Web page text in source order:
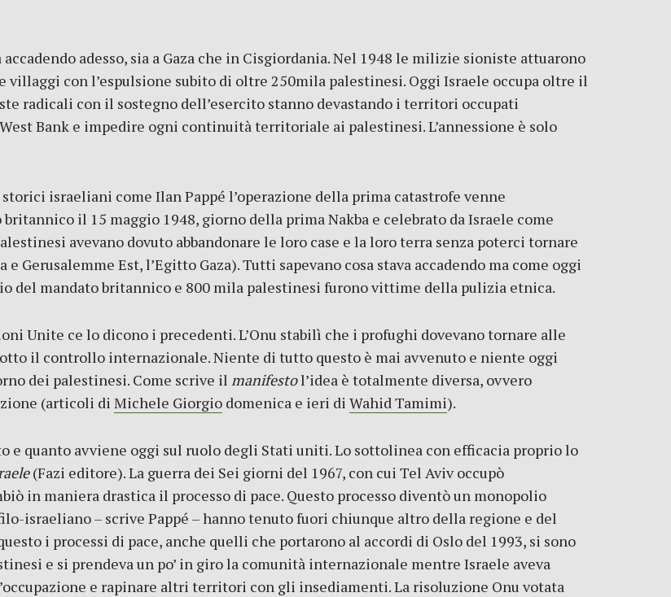
adesso, sia a Gaza che in Cisgiordania. Nel 1948 le milizie sioniste attuarono
con l’espulsione subito di oltre 250mila palestinesi. Oggi Israele occupa oltre il
radicali con il sostegno dell’esercito stanno devastando i territori occupati
Bank e impedire ogni continuità territoriale ai palestinesi. L’annessione è solo
israeliani come Ilan Pappé l’operazione della prima catastrofe venne
il 15 maggio 1948, giorno della prima Nakba e celebrato da Israele come
avevano dovuto abbandonare le loro case e la loro terra senza poterci tornare
Gerusalemme Est, l’Egitto Gaza). Tutti sapevano cosa stava accadendo ma come oggi
del mandato britannico e 800 mila palestinesi furono vittime della pulizia etnica.
Unite ce lo dicono i precedenti. L’Onu stabilì che i profughi dovevano tornare alle
il controllo internazionale. Niente di tutto questo è mai avvenuto e niente oggi
dei palestinesi. Come scrive il manifestol’idea è totalmente diversa, ovvero
(articoli di Michele Giorgio domenica e ieri di Wahid Tamimi).
e quanto avviene oggi sul ruolo degli Stati uniti. Lo sottolinea con efficacia proprio lo
(Fazi editore). La guerra dei Sei giorni del 1967, con cui Tel Aviv occupò
in maniera drastica il processo di pace. Questo processo diventò un monopolio
israeliano – scrive Pappé – hanno tenuto fuori chiunque altro della regione e del
i processi di pace, anche quelli che portarono al accordi di Oslo del 1993, si sono
e si prendeva un po’ in giro la comunità internazionale mentre Israele aveva
e rapinare altri territori con gli insediamenti. La risoluzione Onu votata